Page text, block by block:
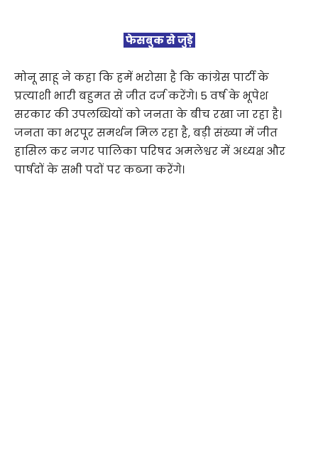
फेसबुक से जुड़े
मोनू साहू ने कहा कि हमें भरोसा है कि कांग्रेस पार्टी के
प्रत्याशी भारी बहुमत से जीत दर्ज करेंगे। 5 वर्ष के भूपेश
सरकार की उपलब्धियों को जनता के बीच रखा जा रहा है।
जनता का भरपूर समर्थन मिल रहा है, बड़ी संख्या में जीत
हासिल कर नगर पालिका परिषद अमलेश्वर में अध्यक्ष और
पार्षदों के सभी पदों पर कब्जा करेंगे।